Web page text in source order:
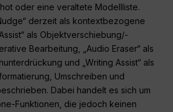
oder eine veraltete Modellliste.
derzeit als kontextbezogene
als Objektverschiebung/-
Bearbeitung, „Audio Eraser“ als
und „Writing Assist“ als
Umschreiben und
Dabei handelt es sich um
Funktionen, die jedoch keinen